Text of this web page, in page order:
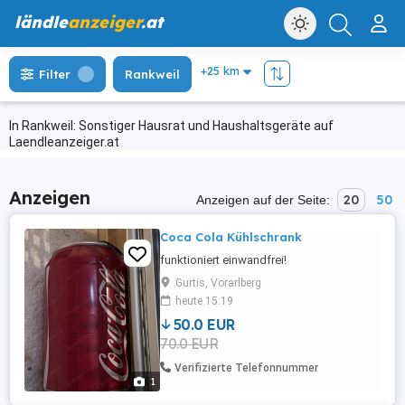
ländleanzeiger.at
In Rankweil: Sonstiger Hausrat und Haushaltsgeräte auf
Laendleanzeiger.at
Filter Rankweil
Anzeigen Anzeigen auf der Seite: 20 50
1
Coca Cola Kühlschrank
funktioniert einwandfrei!
Gurtis, Vorarlberg
heute 15:19
50.0 EUR
70.0 EUR
Verifizierte Telefonnummer